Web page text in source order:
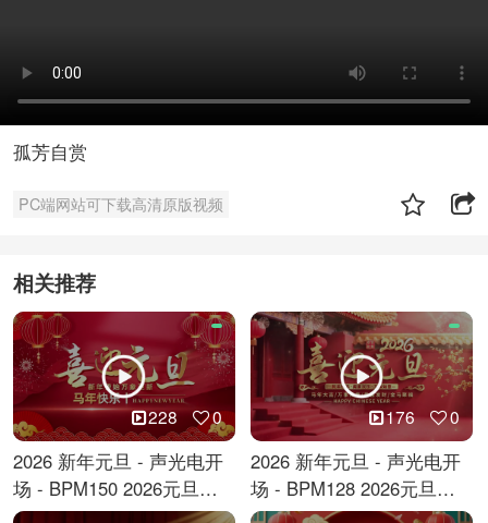
孤芳自赏
PC端网站可下载高清原版视频
相关推荐
228 0
2026 新年元旦 - 声光电开
场 - BPM150 2026元旦跨
年倒计时
176 0
2026 新年元旦 - 声光电开
场 - BPM128 2026元旦马
年